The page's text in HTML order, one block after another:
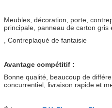
Meubles, décoration, porte,
principale, panneau de carton gris
, Contreplaqué de fantaisie
Avantage compétitif :
Bonne qualité, beaucoup de
concurrentiel, livraison rapide et